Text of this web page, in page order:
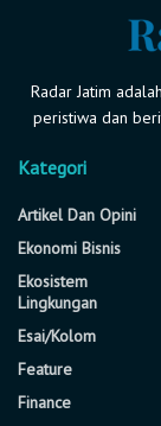
Radar Jatim
peristiwa dan
Kategori
Artikel Dan Opini
Ekonomi Bisnis
Ekosistem
Lingkungan
Esai/Kolom
Feature
Finance